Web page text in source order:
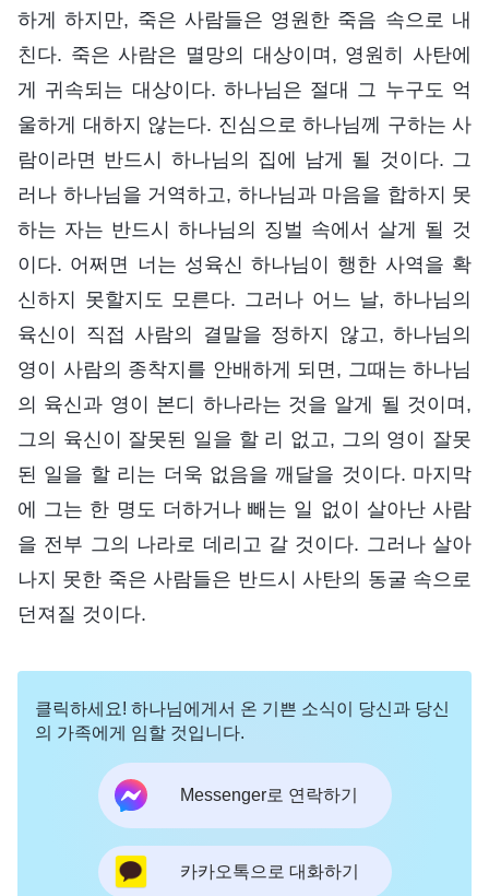
하게 하지만, 죽은 사람들은 영원한 죽음 속으로 내
친다. 죽은 사람은 멸망의 대상이며, 영원히 사탄에
게 귀속되는 대상이다. 하나님은 절대 그 누구도 억
울하게 대하지 않는다. 진심으로 하나님께 구하는 사
람이라면 반드시 하나님의 집에 남게 될 것이다. 그
러나 하나님을 거역하고, 하나님과 마음을 합하지 못
하는 자는 반드시 하나님의 징벌 속에서 살게 될 것
이다. 어쩌면 너는 성육신 하나님이 행한 사역을 확
신하지 못할지도 모른다. 그러나 어느 날, 하나님의
육신이 직접 사람의 결말을 정하지 않고, 하나님의
영이 사람의 종착지를 안배하게 되면, 그때는 하나님
의 육신과 영이 본디 하나라는 것을 알게 될 것이며,
그의 육신이 잘못된 일을 할 리 없고, 그의 영이 잘못
된 일을 할 리는 더욱 없음을 깨달을 것이다. 마지막
에 그는 한 명도 더하거나 빼는 일 없이 살아난 사람
을 전부 그의 나라로 데리고 갈 것이다. 그러나 살아
나지 못한 죽은 사람들은 반드시 사탄의 동굴 속으로
던져질 것이다.
클릭하세요! 하나님에게서 온 기쁜 소식이 당신과 당신
의 가족에게 임할 것입니다.
Messenger로 연락하기
카카오톡으로 대화하기